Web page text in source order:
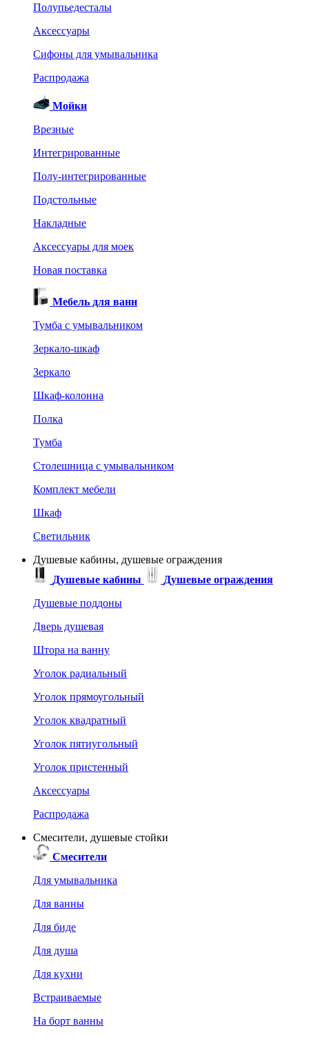
Полупьедесталы
Аксессуары
Сифоны для умывальника
Распродажа
Мойки
Врезные
Интегрированные
Полу-интегрированные
Подстольные
Накладные
Аксессуары для моек
Новая поставка
Мебель для ванн
Тумба с умывальником
Зеркало-шкаф
Зеркало
Шкаф-колонна
Полка
Тумба
Столешница с умывальником
Комплект мебели
Шкаф
Светильник
Душевые кабины, душевые ограждения
Душевые кабины
Душевые ограждения
Душевые поддоны
Дверь душевая
Штора на ванну
Уголок радиальный
Уголок прямоугольный
Уголок квадратный
Уголок пятиугольный
Уголок пристенный
Аксессуары
Распродажа
Смесители, душевые стойки
Смесители
Для умывальника
Для ванны
Для биде
Для душа
Для кухни
Встраиваемые
На борт ванны